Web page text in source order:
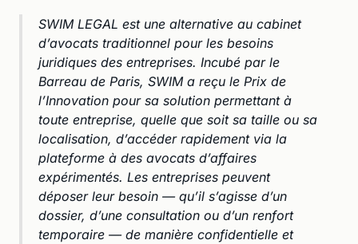
SWIM LEGAL est une alternative au cabinet
d’avocats traditionnel pour les besoins
juridiques des entreprises. Incubé par le
Barreau de Paris, SWIM a reçu le Prix de
l’Innovation pour sa solution permettant à
toute entreprise, quelle que soit sa taille ou sa
localisation, d’accéder rapidement via la
plateforme à des avocats d’affaires
expérimentés. Les entreprises peuvent
déposer leur besoin — qu’il s’agisse d’un
dossier, d’une consultation ou d’un renfort
temporaire — de manière confidentielle et